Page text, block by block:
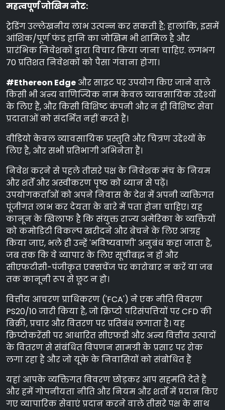
महत्वपूर्ण जोखिम नोट:
ट्रेडिंग उल्लेखनीय लाभ उत्पन्न कर सकती है; हालांकि, इसमें
आंशिक/पूर्ण फंड हानि का जोखिम भी शामिल है और
प्रारंभिक निवेशकों द्वारा विचार किया जाना चाहिए. लगभग
70 प्रतिशत निवेशकों को पैसा गंवाना होगा।
#Ethereon Edge और साइट पर उपयोग किए जाने वाले
किसी भी अन्य वाणिज्यिक नाम केवल व्यावसायिक उद्देश्यों
के लिए हैं, और किसी विशिष्ट कंपनी और न ही विशिष्ट सेवा
प्रदाताओं को संदर्भित नहीं करते हैं।
वीडियो केवल व्यावसायिक प्रस्तुति और चित्रण उद्देश्यों के
लिए है, और सभी प्रतिभागी अभिनेता हैं।
निवेश करने से पहले तीसरे पक्ष के निवेशक मंच के नियम
और शर्तें और अस्वीकरण पृष्ठ को ध्यान से पढ़ें।
उपयोगकर्ताओं को अपने निवास के देश में अपनी व्यक्तिगत
पूंजीगत लाभ कर देयता के बारे में पता होना चाहिए। यह
कानून के खिलाफ है कि संयुक्त राज्य अमेरिका के व्यक्तियों
को कमोडिटी विकल्प खरीदने और बेचने के लिए आग्रह
किया जाए, भले ही उन्हें 'भविष्यवाणी' अनुबंध कहा जाता है,
जब तक कि वे व्यापार के लिए सूचीबद्ध न हों और
सीएफटीसी-पंजीकृत एक्सचेंज पर कारोबार न करें या जब
तक कानूनी रूप से छूट न हो।
वित्तीय आचरण प्राधिकरण ('FCA') ने एक नीति विवरण
PS20/10 जारी किया है, जो क्रिप्टो परिसंपत्तियों पर CFD की
बिक्री, प्रचार और वितरण पर प्रतिबंध लगाता है। यह
क्रिप्टोकरेंसी पर आधारित सीएफडी और अन्य वित्तीय उत्पादों
के वितरण से संबंधित विपणन सामग्री के प्रसार पर रोक
लगा रहा है और जो यूके के निवासियों को संबोधित हैं
यहां आपके व्यक्तिगत विवरण छोड़कर आप सहमति देते हैं
और हमें गोपनीयता नीति और नियम और शर्तों में प्रदान किए
गए व्यापारिक सेवाएं प्रदान करने वाले तीसरे पक्ष के साथ